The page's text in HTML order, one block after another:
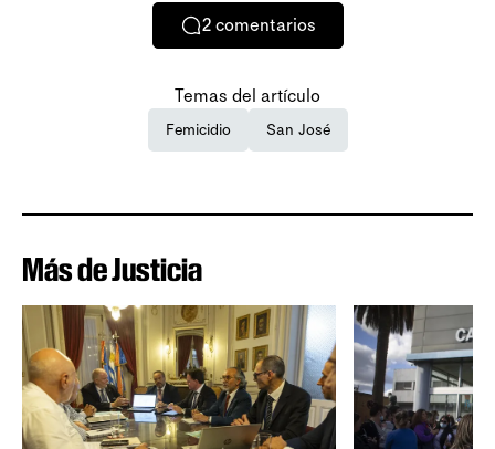
2 comentarios
Temas del artículo
Femicidio San José
Más de Justicia